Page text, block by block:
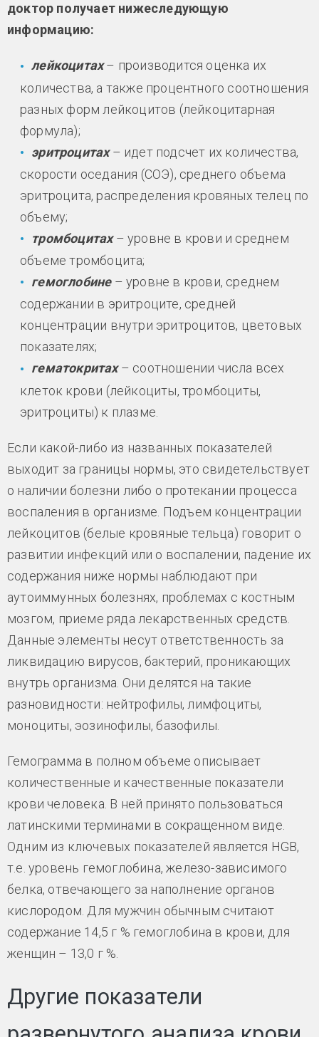
доктор получает нижеследующую
информацию:
лейкоцитах– производится оценка их
количества, а также процентного соотношения
разных форм лейкоцитов (лейкоцитарная
формула);
эритроцитах– идет подсчет их количества,
скорости оседания (СОЭ), среднего объема
эритроцита, распределения кровяных телец по
объему;
тромбоцитах– уровне в крови и среднем
объеме тромбоцита;
гемоглобине – уровне в крови, среднем
содержании в эритроците, средней
концентрации внутри эритроцитов, цветовых
показателях;
гематокритах– соотношении числа всех
клеток крови (лейкоциты, тромбоциты,
эритроциты) к плазме.
Если какой-либо из названных показателей
выходит за границы нормы, это свидетельствует
о наличии болезни либо о протекании процесса
воспаления в организме. Подъем концентрации
лейкоцитов (белые кровяные тельца) говорит о
развитии инфекций или о воспалении, падение их
содержания ниже нормы наблюдают при
аутоиммунных болезнях, проблемах с костным
мозгом, приеме ряда лекарственных средств.
Данные элементы несут ответственность за
ликвидацию вирусов, бактерий, проникающих
внутрь организма. Они делятся на такие
разновидности: нейтрофилы, лимфоциты,
моноциты, эозинофилы, базофилы.
Гемограмма в полном объеме описывает
количественные и качественные показатели
крови человека. В ней принято пользоваться
латинскими терминами в сокращенном виде.
Одним из ключевых показателей является HGB,
т.е. уровень гемоглобина, железо-зависимого
белка, отвечающего за наполнение органов
кислородом. Для мужчин обычным считают
содержание 14,5 г % гемоглобина в крови, для
женщин – 13,0 г %.
Другие показатели